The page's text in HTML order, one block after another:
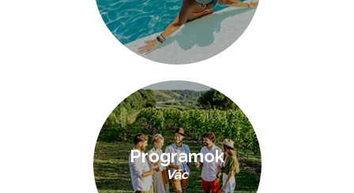
Programok
Vác